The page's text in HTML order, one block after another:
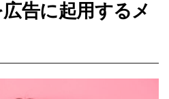
告に起用するメ